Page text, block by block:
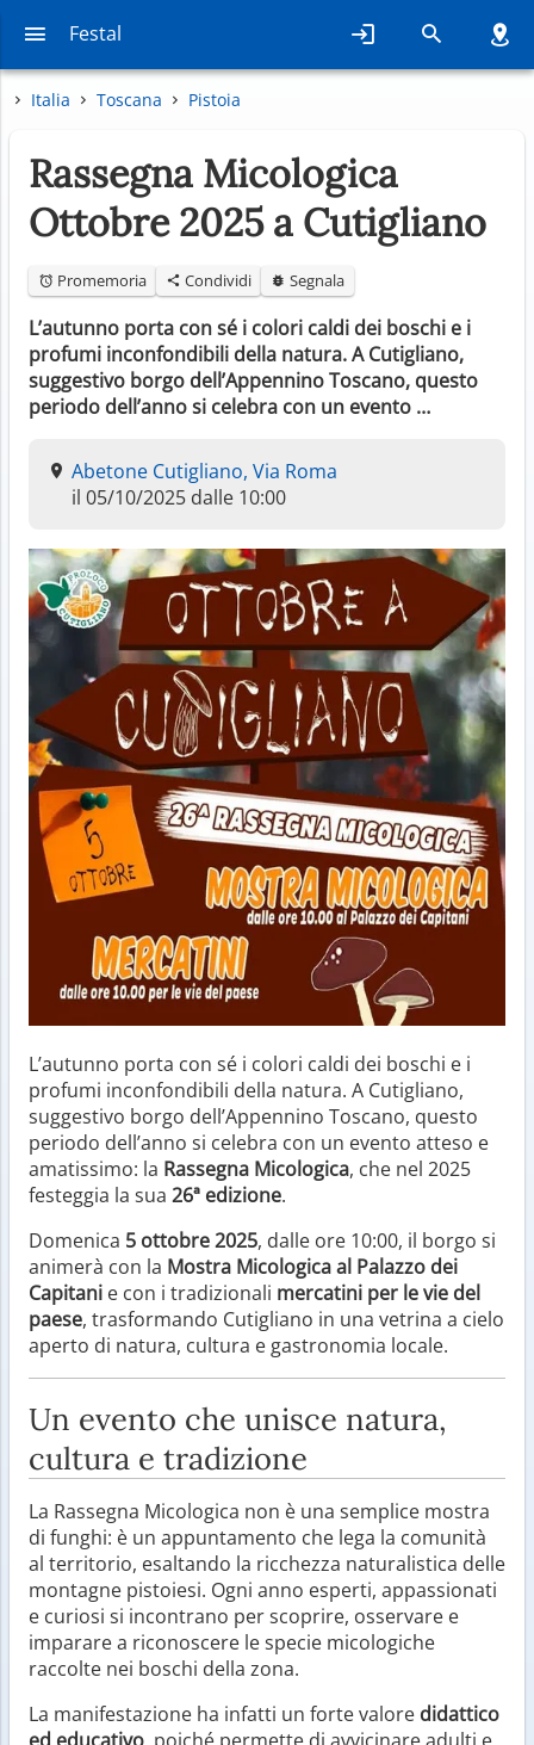
Festal
Italia Toscana Pistoia
Rassegna Micologica
Ottobre 2025 a Cutigliano
Promemoria Condividi Segnala
L’autunno porta con sé i colori caldi dei boschi e i
profumi inconfondibili della natura. A Cutigliano,
suggestivo borgo dell’Appennino Toscano, questo
periodo dell’anno si celebra con un evento …
Abetone Cutigliano, Via Roma
il 05/10/2025 dalle 10:00
L’autunno porta con sé i colori caldi dei boschi e i
profumi inconfondibili della natura. A Cutigliano,
suggestivo borgo dell’Appennino Toscano, questo
periodo dell’anno si celebra con un evento atteso e
amatissimo: la Rassegna Micologica, che nel 2025
festeggia la sua 26ª edizione.
Domenica 5 ottobre 2025, dalle ore 10:00, il borgo si
animerà con la Mostra Micologica al Palazzo dei
Capitani e con i tradizionali mercatini per le vie del
paese, trasformando Cutigliano in una vetrina a cielo
aperto di natura, cultura e gastronomia locale.
Un evento che unisce natura,
cultura e tradizione
La Rassegna Micologica non è una semplice mostra
di funghi: è un appuntamento che lega la comunità
al territorio, esaltando la ricchezza naturalistica delle
montagne pistoiesi. Ogni anno esperti, appassionati
e curiosi si incontrano per scoprire, osservare e
imparare a riconoscere le specie micologiche
raccolte nei boschi della zona.
La manifestazione ha infatti un forte valore didattico
ed educativo, poiché permette di avvicinare adulti e